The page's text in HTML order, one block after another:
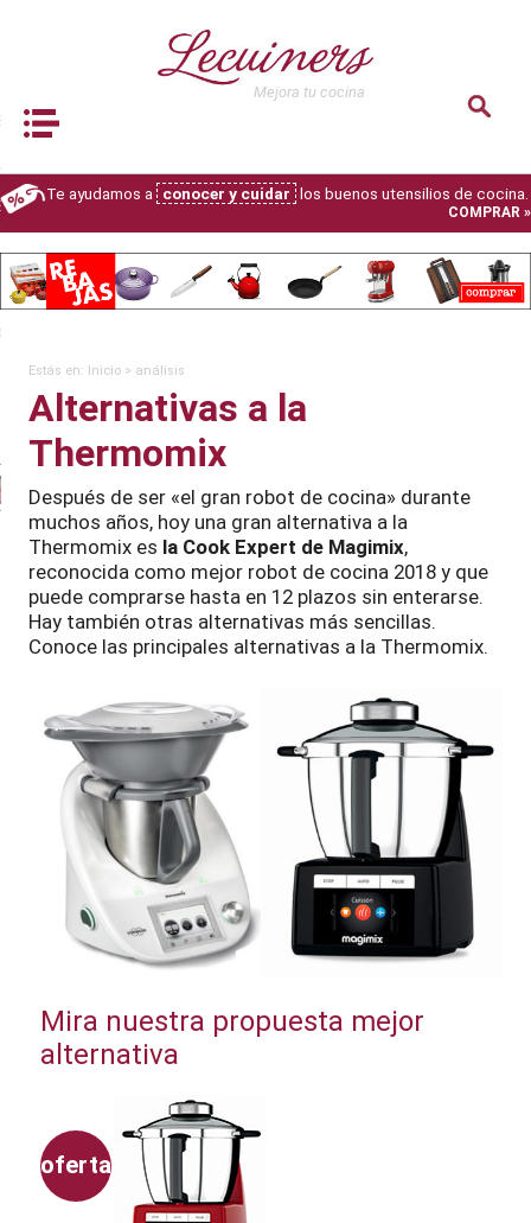
Mejora tu cocina
RECETAS GRATIS
robots de cocina
robot de cocina 2026
Te ayudamos a conocer y cuidar los buenos utensilios de cocina.
COMPRAR »
Estás en: Inicio > análisis
Alternativas a la
Thermomix
Después de ser «el gran robot de cocina» durante
muchos años, hoy una gran alternativa a la
Thermomix es la Cook Expert de Magimix,
reconocida como mejor robot de cocina 2018 y que
puede comprarse hasta en 12 plazos sin enterarse.
Hay también otras alternativas más sencillas.
Conoce las principales alternativas a la Thermomix.
Mira nuestra propuesta mejor
alternativa
oferta